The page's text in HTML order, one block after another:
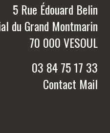
5 Rue Édouard Belin
du Grand Montmarin
70 000 VESOUL
03 84 75 17 33
Contact Mail